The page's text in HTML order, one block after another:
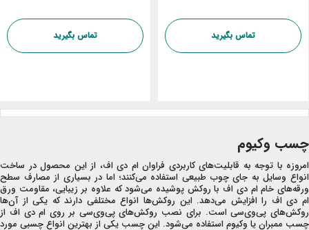
تماس بگیرید تماس بگیرید
چسب وکیوم
امروزه با توجه به قابلیت‌های کاربردی فراوان ام دی اف، از این محصول در ساخت
انواع وسایل به جای چوب طبیعی استفاده می‌کنند؛ اما در بسیاری از مصارف سطح
ورقه‌های خام ام دی اف با روکش پوشیده می‌شود که علاوه بر زیبایی، مقاومت ورق
ام دی اف را افزایش می‌دهد. این روکش‌ها انواع مختلفی دارند که یکی از آن‌ها
روکش‌های پی‌وی‌سی است. برای نصب روکش‌های پی‌وی‌سی بر روی ام دی اف از
چسب ممبران یا وکیوم استفاده می‌شود. این چسب یکی از بهترین انواع چسبی مورد